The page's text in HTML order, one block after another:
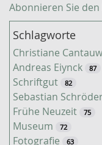
Abonnieren Sie den
Schlagworte
Christiane Cantauw
Andreas Eiynck 87
Schriftgut 82
Sebastian
Frühe Neuzeit 75
Museum 72
Fotografie 63